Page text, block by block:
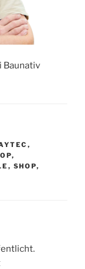
Baunativ
,
,
, SHOP,